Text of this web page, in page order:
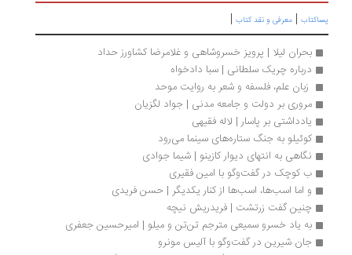
پساکتاب | معرفی و نقد کتاب |
بحران لیلا | پرویز خسروشاهی و غلامرضا کشاورز حداد
درباره چریک سلطانی | سبا دادخواه
زبان علم، فلسفه و شعر به روایت موحد
مروری بر دولت و جامعه مدنی | جواد لگزیان
یادداشتی بر پاسار | لاله فقیهی
کوئیلو به جنگ ستاره‌های سینما می‌رود
نگاهی به انتهای دیوار کازینو | شیما جوادی
ب کوچک در گفت‌وگو با امین فقیری
و اما اسب‌ها، اسب‌ها از کنار یکدیگر | حسن فریدی
چنین گفت زرتشت | فریدریش نیچه
به یاد خسرو سمیعی مترجم تن‌تن و میلو | امیرحسین جعفری
جان شیرین در گفت‌وگو با آلیس مونرو